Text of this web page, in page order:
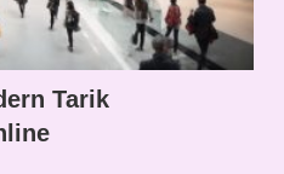
Tarik